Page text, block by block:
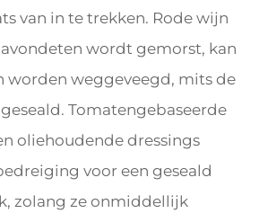
van in te trekken. Rode wijn
wordt gemorst, kan
worden weggeveegd, mits de
Tomatengebaseerde
oliehoudende dressings
voor een geseald
zolang ze onmiddellijk